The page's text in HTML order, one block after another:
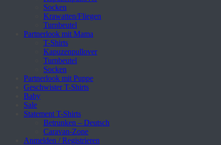
Socken
Krawatten/Fliegen
Turnbeutel
Partnerlook mit Mama
T-Shirts
Kapuzenpullover
Turnbeutel
Socken
Partnerlook mit Puppe
Geschwister T-Shirts
Baby
Sale
Statement T-Shirts
Betrunken – Deutsch
Caravan-Zone
Anmelden / Registrieren